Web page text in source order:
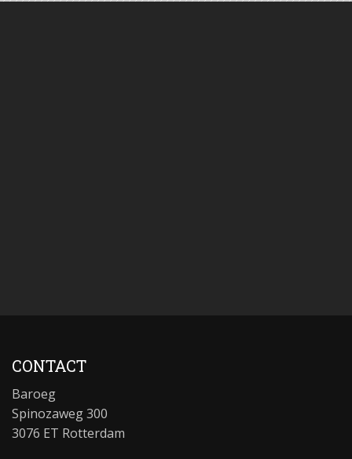
CONTACT
Baroeg
Spinozaweg 300
3076 ET Rotterdam